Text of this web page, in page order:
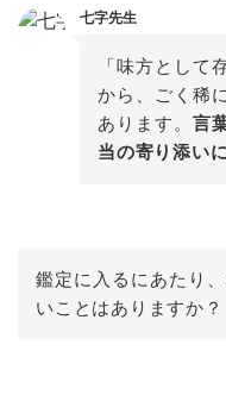
七字先生
「味方として
から、ごく稀
あります。言
当の寄り添い
鑑定に入るにあたり
いことはありますか？